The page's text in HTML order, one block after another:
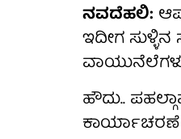
ನವದೆಹಲಿ:
ಇದೀಗ
ಹೌದು..
ಕಾರ್ಯಾಚರಣೆ